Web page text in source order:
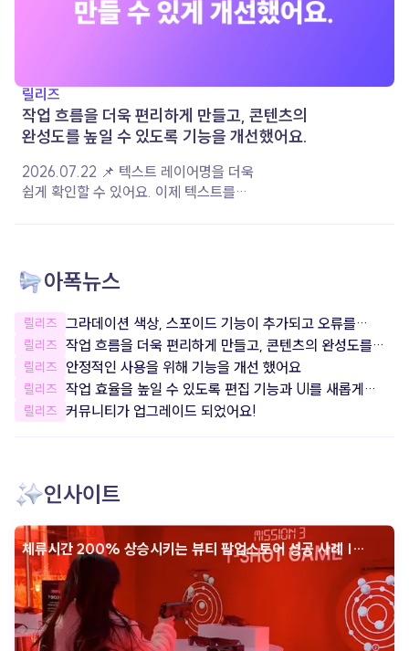
릴리즈
작업 흐름을 더욱 편리하게 만들고, 콘텐츠의
완성도를 높일 수 있도록 기능을 개선했어요.
2026.07.22 📌 텍스트 레이어명을 더욱
쉽게 확인할 수 있어요. 이제 텍스트를
여러 레이어를 더욱 편리하게 구분하고
관리할 수 있습니다. 📌 음악 재생 옵션이
더욱 다양해졌어요. 음악이 재생되는 구간과
볼륨을 원하는 대로 설정할 수 있도록 상세
옵션을 개선했어요. 콘텐츠의 분위기와
장면에 맞게 음악을 조절하여 더욱 완성도
높은 콘텐츠를 제작해 보세요. 📌 서비스
안정성을 개선했어요. 더욱 안정적으로
아폭뉴스
릴리즈 그라데이션 색상, 스포이드 기능이 추가되고 오류를
잡았어요!
릴리즈 작업 흐름을 더욱 편리하게 만들고, 콘텐츠의 완성도를
높일 수 있도록 기능을 개선했어요.
릴리즈 안정적인 사용을 위해 기능을 개선 했어요
릴리즈 작업 효율을 높일 수 있도록 편집 기능과 UI를 새롭게
개선했어요.
릴리즈 커뮤니티가 업그레이드 되었어요!
인사이트
체류시간 200% 상승시키는 뷰티 팝업스토어 성공 사례 |
인터랙티브 콘텐츠